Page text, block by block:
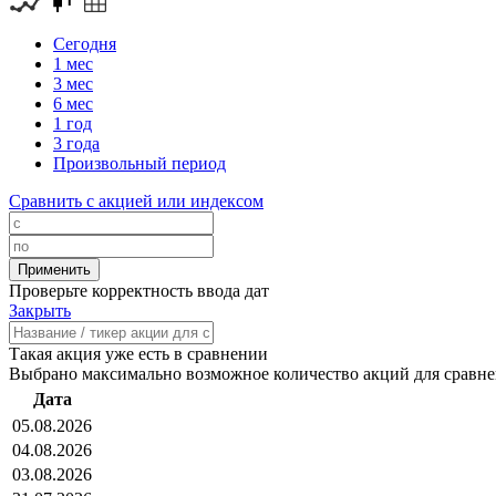
Сегодня
1 мес
3 мес
6 мес
1 год
3 года
Произвольный период
Сравнить с акцией или индексом
Проверьте корректность ввода дат
Закрыть
Такая акция уже есть в сравнении
Выбрано максимально возможное количество акций для
Дата
05.08.2026
04.08.2026
03.08.2026